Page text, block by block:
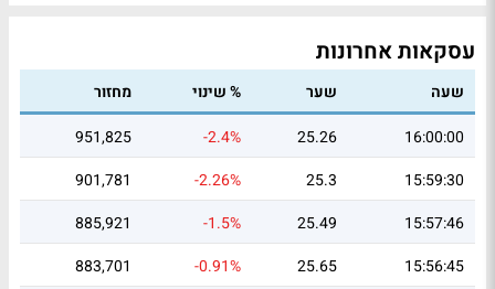
עסקאות אחרונות
שעה שער % שינוי
מחזור
16:00:00
25.26
-2.4%
951,825
15:59:30
25.3
-2.26%
901,781
15:57:46
25.49
-1.5%
885,921
15:56:45
25.65
-0.91%
883,701